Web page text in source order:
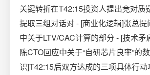
关键转折在T42:15投资人提出竞对质
提取三组对话对 - [商业化逻辑]张总
中关于LTV/CAC计算的部分 - [技术矛
陈CTO回应中关于“自研芯片良率”的
识]T42:15后双方达成的三项具体行